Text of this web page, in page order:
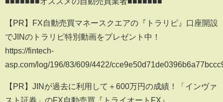
【PR】FX自動売買マネースクエアの『トラリピ』口座開設
でJINのトラリピ特別動画をプレゼント中！
https://fintech-
asp.com/log/196/83/609/4422/
【PR】JINが過去に利用して＋600万円の成績！「インヴァ
スト証券」のFX自動売買『トライオートFX』